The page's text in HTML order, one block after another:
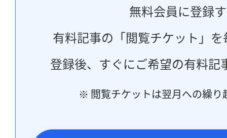
無料会員に登録
有料記事の「閲覧チケット」
登録後、すぐにご希望の有料記
※ 閲覧チケットは翌月への繰り